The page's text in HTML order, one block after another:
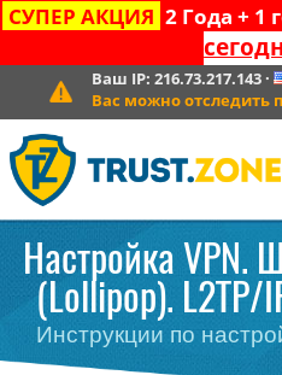
СУПЕР АКЦИЯ 2 Года + 1
Ваш IP: 216.73.217.143·
Вас можно отследить
Настройка VPN.
(Lollipop). L2TP/
Инструкции по